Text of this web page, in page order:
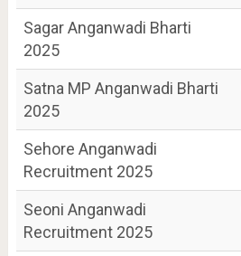
Sagar Anganwadi Bharti
2025
Satna MP Anganwadi Bharti
2025
Sehore Anganwadi
Recruitment 2025
Seoni Anganwadi
Recruitment 2025